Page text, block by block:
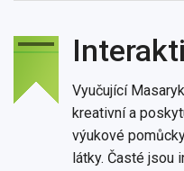
Vyučující
kreativní a
výukové
látky. Časté jsou